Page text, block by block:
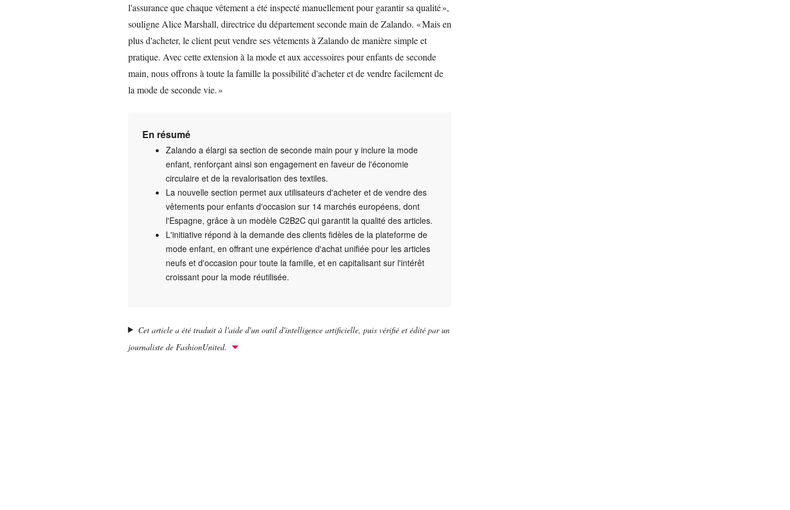
l'assurance que chaque vêtement a été inspecté manuellement pour garantir sa qualité »,
souligne Alice Marshall, directrice du département seconde main de Zalando. « Mais en
plus d'acheter, le client peut vendre ses vêtements à Zalando de manière simple et
pratique. Avec cette extension à la mode et aux accessoires pour enfants de seconde
main, nous offrons à toute la famille la possibilité d'acheter et de vendre facilement de
la mode de seconde vie. »
En résumé
Zalando a élargi sa section de seconde main pour y inclure la mode
enfant, renforçant ainsi son engagement en faveur de l'économie
circulaire et de la revalorisation des textiles.
La nouvelle section permet aux utilisateurs d'acheter et de vendre des
vêtements pour enfants d'occasion sur 14 marchés européens, dont
l'Espagne, grâce à un modèle C2B2C qui garantit la qualité des articles.
L'initiative répond à la demande des clients fidèles de la plateforme de
mode enfant, en offrant une expérience d'achat unifiée pour les articles
neufs et d'occasion pour toute la famille, et en capitalisant sur l'intérêt
croissant pour la mode réutilisée.
Cet article a été traduit à l'aide d'un outil d'intelligence artificielle, puis vérifié et édité par un
journaliste de FashionUnited.